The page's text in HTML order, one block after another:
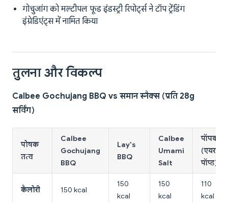
गोचुजांग को मल्टीपल फूड इंडस्ट्री रिपोर्ट्स ने टॉप ट्रेंडिंग
इंग्रेडिएंट्स में नामित किया
तुलना और विकल्प
Calbee Gochujang BBQ vs समान स्नैक्स (प्रति 28g
सर्विंग)
पोषक
तत्व
Calbee
Gochujang
BBQ
Lay's
BBQ
Calbee
Umami
Salt
पॉपकॉर्न
(एयर-
पॉप्ड)
कैलोरी 150 kcal
150
kcal
150
kcal
110
kcal